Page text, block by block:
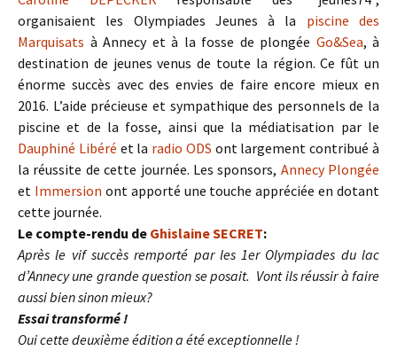
organisaient les Olympiades Jeunes à la piscine des
Marquisats à Annecy et à la fosse de plongée Go&Sea, à
destination de jeunes venus de toute la région. Ce fût un
énorme succès avec des envies de faire encore mieux en
2016. L’aide précieuse et sympathique des personnels de la
piscine et de la fosse, ainsi que la médiatisation par le
Dauphiné Libéré et la radio ODS ont largement contribué à
la réussite de cette journée. Les sponsors, Annecy Plongée
et Immersion ont apporté une touche appréciée en dotant
cette journée.
Le compte-rendu de Ghislaine SECRET:
Après le vif succès remporté par les 1er Olympiades du lac
d’Annecy une grande question se posait. Vont ils réussir à faire
aussi bien sinon mieux?
Essai transformé !
Oui cette deuxième édition a été exceptionnelle !